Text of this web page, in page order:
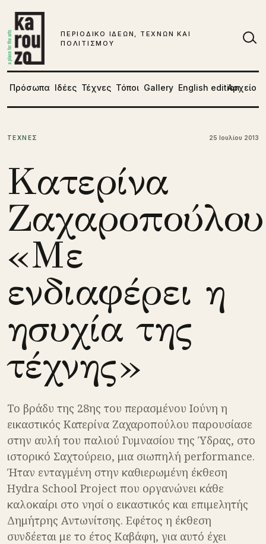
ΠΕΡΙΟΔΙΚΟ ΙΔΕΩΝ, ΤΕΧΝΩΝ ΚΑΙ
ΠΟΛΙΤΙΣΜΟΥ
Πρόσωπα Ιδέες Τέχνες Τόποι Gallery English editionΑρχείο
ΤΕΧΝΕΣ 25 Ιουλίου 2013
Κατερίνα
«Με
ενδιαφέρει η
ησυχία της
τέχνης»
Το βράδυ της 28ης του περασμένου Ιούνη η
εικαστικός Κατερίνα Ζαχαροπούλου παρουσίασε
στην αυλή του παλιού Γυμνασίου της Ύδρας, στο
ιστορικό Σαχτούρειο, μια σιωπηλή performance.
Ήταν ενταγμένη στην καθιερωμένη έκθεση
Hydra School Project που οργανώνει κάθε
καλοκαίρι στο νησί ο εικαστικός και επιμελητής
Δημήτρης Αντωνίτσης. Εφέτος η έκθεση
συνδέεται με το έτος Καβάφη, για αυτό έχει